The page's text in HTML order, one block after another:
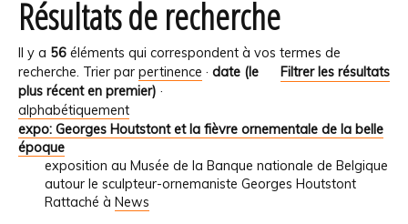
Résultats de recherche
Il y a 56 éléments qui correspondent à vos termes de
recherche.
Filtrer les résultats
Trier par pertinence · date (le
plus récent en premier) ·
alphabétiquement
expo: Georges Houtstont et la fièvre ornementale de la belle
époque
exposition au Musée de la Banque nationale de Belgique
autour le sculpteur-ornemaniste Georges Houtstont
Rattaché à News